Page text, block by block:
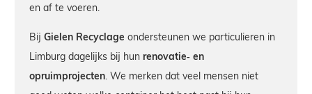
en af te voeren.
Bij Gielen Recyclage ondersteunen we particulieren in
Limburg dagelijks bij hun renovatie‑ en
opruimprojecten. We merken dat veel mensen niet